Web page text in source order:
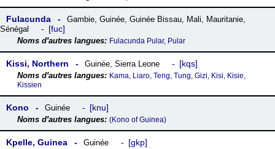
Fulacunda Gambie, Guinée, Guinée Bissau, Mali, Mauritanie,
Sénégal
fuc
Fulacunda Pular, Pular
Kissi, Northern Guinée, Sierra Leone kqs
Kama, Liaro, Teng, Tung, Gizi, Kisi, Kisie,
Kissien
Kono Guinée knu
(Kono of Guinea)
Kpelle, Guinea Guinée gkp